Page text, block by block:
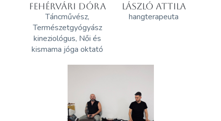
FEHÉRVÁRI DÓRA
Táncművész,
Természetgyógyász
kineziológus, Női és
kismama jóga oktató
LÁSZLÓ ATTILA
hangterapeuta